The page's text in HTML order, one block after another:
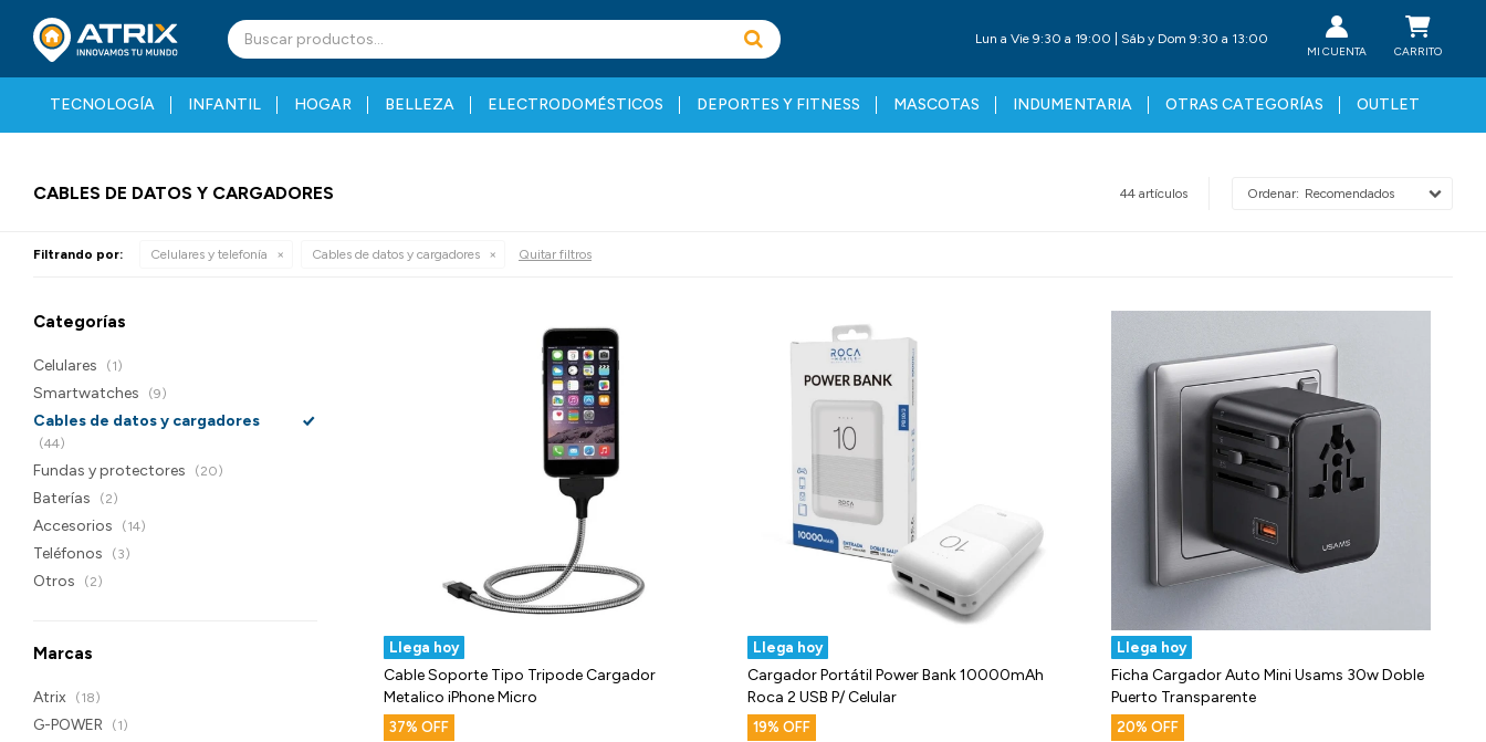
TECNOLOGÍA INFANTIL HOGAR BELLEZA ELECTRODOMÉSTICOS DEPORTES Y FITNESS MASCOTAS INDUMENTARIA OTRAS CATEGORÍAS OUTLET
Lun a Vie 9:30 a 19:00 | Sáb y Dom 9:30 a 13:00
CABLES DE DATOS Y CARGADORES 44 artículos Recomendados
Filtrando por: Celulares y telefonía Cables de datos y cargadores Quitar filtros
Llega hoy
Cable Soporte Tipo Tripode Cargador
Metalico iPhone Micro
37
Llega hoy
Cargador Portátil Power Bank 10000mAh
Roca 2 USB P/ Celular
19
Llega hoy
Ficha Cargador Auto Mini Usams 30w Doble
Puerto Transparente
20
Categorías
Celulares (1)
Smartwatches (9)
Cables de datos y cargadores
(44)
Fundas y protectores (20)
Baterías (2)
Accesorios (14)
Teléfonos (3)
Otros (2)
Marcas
Atrix (18)
G-POWER (1)